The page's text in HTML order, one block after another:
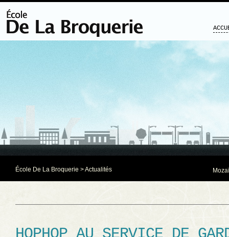
École De La Broquerie >Actualités